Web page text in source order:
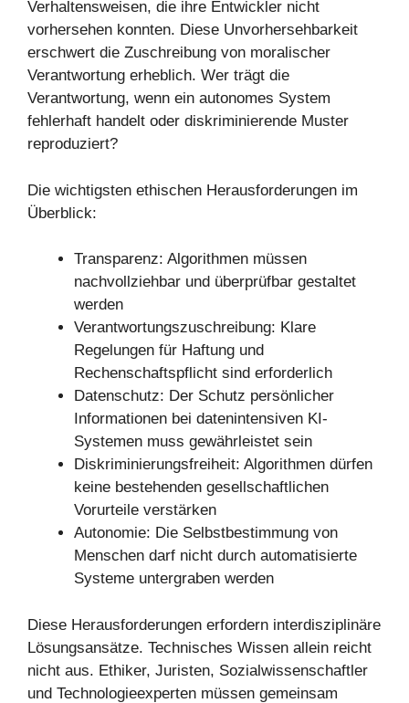
Verhaltensweisen, die ihre Entwickler nicht
vorhersehen konnten. Diese Unvorhersehbarkeit
erschwert die Zuschreibung von moralischer
Verantwortung erheblich. Wer trägt die
Verantwortung, wenn ein autonomes System
fehlerhaft handelt oder diskriminierende Muster
reproduziert?
Die wichtigsten ethischen Herausforderungen im
Überblick:
Transparenz: Algorithmen müssen
nachvollziehbar und überprüfbar gestaltet
werden
Verantwortungszuschreibung: Klare
Regelungen für Haftung und
Rechenschaftspflicht sind erforderlich
Datenschutz: Der Schutz persönlicher
Informationen bei datenintensiven KI-
Systemen muss gewährleistet sein
Diskriminierungsfreiheit: Algorithmen dürfen
keine bestehenden gesellschaftlichen
Vorurteile verstärken
Autonomie: Die Selbstbestimmung von
Menschen darf nicht durch automatisierte
Systeme untergraben werden
Diese Herausforderungen erfordern interdisziplinäre
Lösungsansätze. Technisches Wissen allein reicht
nicht aus. Ethiker, Juristen, Sozialwissenschaftler
und Technologieexperten müssen gemeinsam